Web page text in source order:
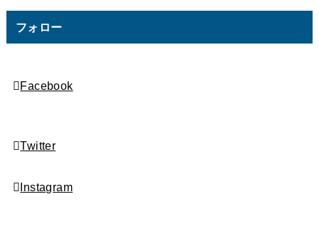
フォロー
Facebook
Twitter
Instagram